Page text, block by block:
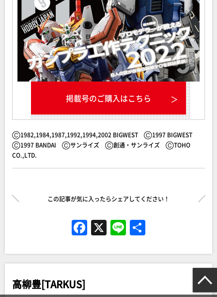
掲載号のご購入はこちら
Ⓒ1982,1984,1987,1992,1994,2002 BIGWEST Ⓒ1997 BIGWEST
Ⓒ1997 BANDAI Ⓒサンライズ Ⓒ創通・サンライズ ⒸTOHO
CO.,LTD.
この記事が気に入ったらシェアしてください！
F
c
b
X Li
e
高柳豊[TARKUS]